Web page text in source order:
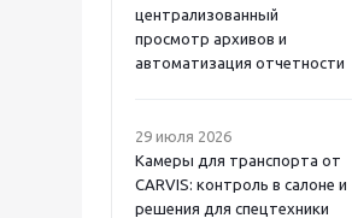
централизованный
просмотр архивов и
автоматизация отчетности
29 июля 2026
Камеры для транспорта от
CARVIS: контроль в салоне и
решения для спецтехники